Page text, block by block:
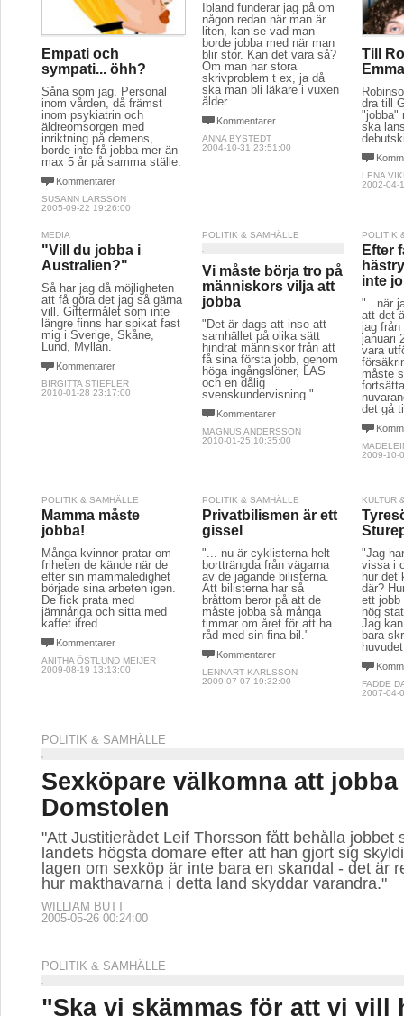
Empati och
sympati... öhh?
Såna som jag. Personal
inom vården, då främst
inom psykiatrin och
äldreomsorgen med
inriktning på demens,
borde inte få jobba mer än
max 5 år på samma ställe.
Kommentarer
SUSANN LARSSON
2005-09-22 19:26:00
Ibland funderar jag på om
någon redan när man är
liten, kan se vad man
borde jobba med när man
blir stor. Kan det vara så?
Om man har stora
skrivproblem t ex, ja då
ska man bli läkare i vuxen
ålder.
Kommentarer
ANNA BYSTEDT
2004-10-31 23:51:00
Till
dra till
"jobba"
ska
LENA
2002-04-
MEDIA
"Vill du jobba i
Australien?"
Så har jag då möjligheten
att få göra det jag så gärna
vill. Giftermålet som inte
längre finns har spikat fast
mig i Sverige, Skåne,
Lund, Myllan.
Kommentarer
BIRGITTA STIEFLER
2010-01-28 23:17:00
POLITIK & SAMHÄLLE
Vi måste börja tro på
människors vilja att
jobba
"Det är dags att inse att
samhället på olika sätt
hindrat människor från att
få sina första jobb, genom
höga ingångslöner, LAS
och en dålig
svenskundervisning."
Kommentarer
MAGNUS ANDERSSON
2010-01-25 10:35:00
POLITIK
Efter
inte
"...när
att det
jag
januari
vara
måste
det gå
2009-10-
POLITIK & SAMHÄLLE
Mamma måste
jobba!
Många kvinnor pratar om
friheten de kände när de
efter sin mammaledighet
började sina arbeten igen.
De fick prata med
jämnåriga och sitta med
kaffet ifred.
Kommentarer
ANITHA ÖSTLUND MEIJER
2009-08-19 13:13:00
POLITIK & SAMHÄLLE
Privatbilismen är ett
gissel
"... nu är cyklisterna helt
bortträngda från vägarna
av de jagande bilisterna.
Att bilisterna har så
bråttom beror på att de
måste jobba så många
timmar om året för att ha
råd med sin fina bil."
Kommentarer
LENNART KARLSSON
2009-07-07 19:32:00
KULTUR
"Jag
vissa i
hur det
där?
ett jobb
hög
Jag
bara
FADDE
2007-04-
POLITIK & SAMHÄLLE
Sexköpare välkomna att
Domstolen
"Att Justitierådet Leif Thorsson fått behålla jobbet
landets högsta domare efter att han gjort sig
lagen om sexköp är inte bara en skandal - det är
hur makthavarna i detta land skyddar varandra."
WILLIAM BUTT
2005-05-26 00:24:00
POLITIK & SAMHÄLLE
"Ska vi skämmas för att vi vill